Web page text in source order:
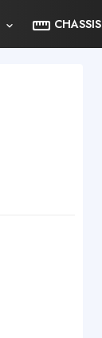
straighten CHASSIS